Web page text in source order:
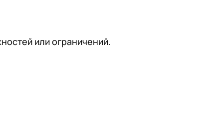
или ограничений.